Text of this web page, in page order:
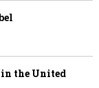
in the United